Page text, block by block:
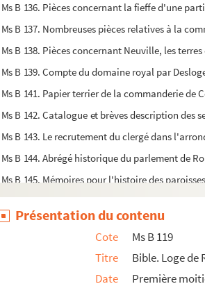
Ms B 136. Pièces concernant la fieffe d'une
Ms B 137. Nombreuses pièces relatives à la
Ms B 138. Pièces concernant Neuville, les
Ms B 139. Compte du domaine royal par
Ms B 141. Papier terrier de la commanderie de
Ms B 142. Catalogue et brèves description des
Ms B 143. Le recrutement du clergé dans
Ms B 144. Abrégé historique du parlement de
Ms B 145. Mémoires pour l'histoire des
Ms B 146. Orne. Tribunal criminel (tome I)
Ms B 147. Orne. Tribunal criminel (tome II)
Ms B 148. Orne. Tribunal criminel (tome III)
Ms B 149. Orne. Tribunal criminel (tome IV)
Ms B 150. Orne. Tribunal criminel (tome V)
Présentation du contenu
Cote
Ms B 119
Titre
Bible. Loge de
Date
Première